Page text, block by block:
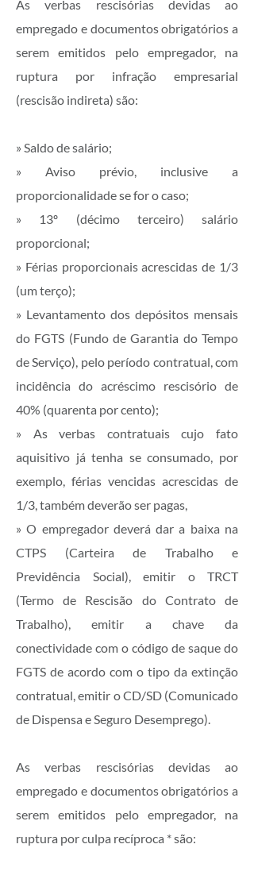
As verbas rescisórias devidas ao
empregado e documentos obrigatórios a
serem emitidos pelo empregador, na
ruptura por infração empresarial
(rescisão indireta) são:
» Saldo de salário;
» Aviso prévio, inclusive a
proporcionalidade se for o caso;
» 13º (décimo terceiro) salário
proporcional;
» Férias proporcionais acrescidas de 1/3
(um terço);
» Levantamento dos depósitos mensais
do FGTS (Fundo de Garantia do Tempo
de Serviço), pelo período contratual, com
incidência do acréscimo rescisório de
40% (quarenta por cento);
» As verbas contratuais cujo fato
aquisitivo já tenha se consumado, por
exemplo, férias vencidas acrescidas de
1/3, também deverão ser pagas,
» O empregador deverá dar a baixa na
CTPS (Carteira de Trabalho e
Previdência Social), emitir o TRCT
(Termo de Rescisão do Contrato de
Trabalho), emitir a chave da
conectividade com o código de saque do
FGTS de acordo com o tipo da extinção
contratual, emitir o CD/SD (Comunicado
de Dispensa e Seguro Desemprego).
As verbas rescisórias devidas ao
empregado e documentos obrigatórios a
serem emitidos pelo empregador, na
ruptura por culpa recíproca * são: